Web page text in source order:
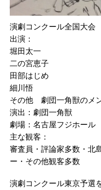
演劇コンクール全国大会
出演：
堀田太一
二の宮恵子
田部はじめ
細川悟
その他 劇団一角獣のメ
演出：劇団一角獣
劇場：名古屋フジホール
主な観客：
審査員・評論家多数・北
ー・その他観客多数
演劇コンクール東京予選